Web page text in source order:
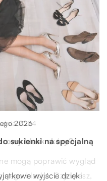
pasujące do naszego
Oto praktyczne
2024
blask skóry?
mogą poprawić wygląd
blasku. Czy wiesz,
2026
sukienki na specjalną
wyjście dzięki